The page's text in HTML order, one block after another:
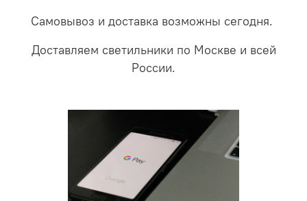
Самовывоз и доставка возможны сегодня.
Доставляем светильники по Москве и всей
России.